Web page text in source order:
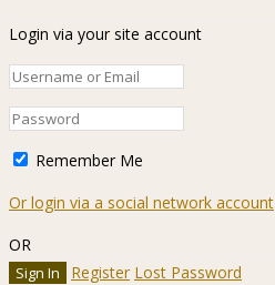
Login via your site account
Remember Me
Or login via a social network account
OR
Register Lost Password